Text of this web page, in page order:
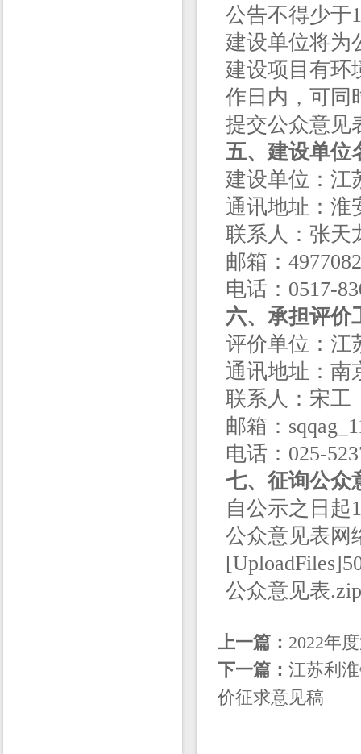
公告不得少于
建设单位将为
建设项目有环
作日内，可同
提交公众意见
五、建设单位
建设单位：江
通讯地址：淮
联系人：张天
邮箱：
电话：0517-
六、 承担评价
评价单位：江
通讯地址：南
联系人：宋工
邮箱：
电话：025-
七、征询公众
自公示之日起
公众意见表网
公众意见表
上一篇： 2022年
下一篇： 江苏利
价征求意见稿